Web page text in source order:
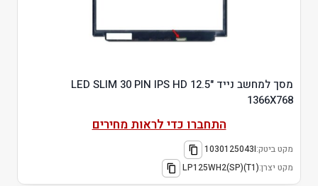
מסך למחשב נייד "12.5 LED SLIM 30 PIN IPS HD
1366X768
התחברו כדי לראות מחירים
מקט ביטק:1030125043I
מקט יצרן:LP125WH2(SP)(T1)